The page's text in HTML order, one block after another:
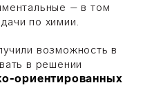
– в том
по химии.
возможность в
в решении
ориентированных